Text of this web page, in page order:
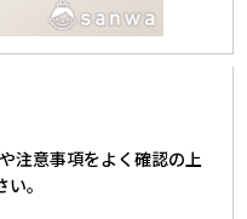
注意事項をよく確認の上
。